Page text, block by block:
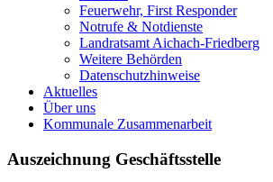
Feuerwehr, First Responder
Notrufe & Notdienste
Landratsamt Aichach-Friedberg
Weitere Behörden
Datenschutzhinweise
Aktuelles
Über uns
Kommunale Zusammenarbeit
Auszeichnung Geschäftsstelle